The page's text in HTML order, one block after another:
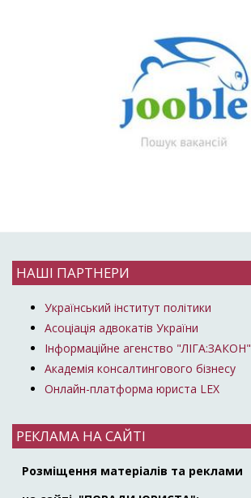
НАШІ ПАРТНЕРИ
Український інститут політики
Асоціація адвокатів України
Інформаційне агенство "ЛІГА:ЗАКОН"
Академія консалтингового бізнесу
Онлайн-платформа юриста LEX
РЕКЛАМА НА САЙТІ
Розміщення матеріалів та реклами